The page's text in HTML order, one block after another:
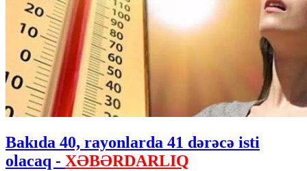
Bakıda 40, rayonlarda 41 dərəcə isti
olacaq - XƏBƏRDARLIQ